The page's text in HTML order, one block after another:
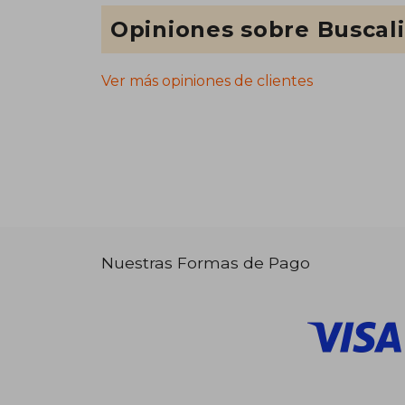
Opiniones sobre
Ver más opiniones de clientes
Nuestras Formas de Pago